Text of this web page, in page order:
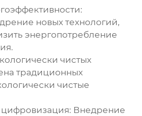
новых технологий,
энергопотребление
чистых
традиционных
чистые
Внедрение